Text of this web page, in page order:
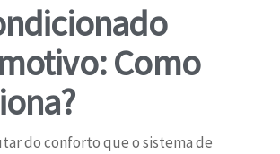
Como
do conforto que o sistema de